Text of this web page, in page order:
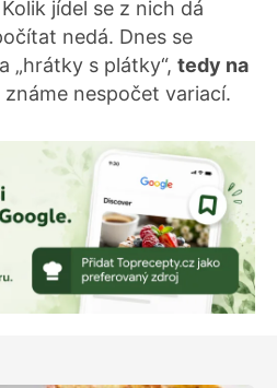
jídel se z nich dá
nedá. Dnes se
„hrátky s plátky“, tedy na
známe nespočet variací.